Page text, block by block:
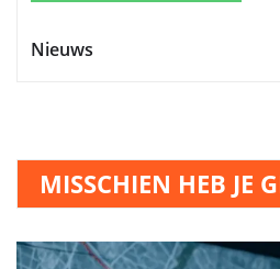
Nieuws
MISSCHIEN HEB JE